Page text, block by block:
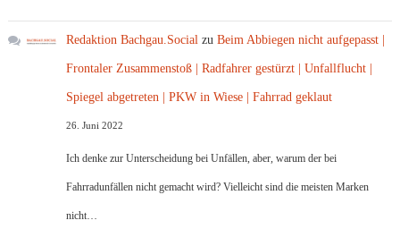
Redaktion Bachgau.Social zuBeim Abbiegen nicht aufgepasst |
Frontaler Zusammenstoß | Radfahrer gestürzt | Unfallflucht |
Spiegel abgetreten | PKW in Wiese | Fahrrad geklaut
26. Juni 2022
Ich denke zur Unterscheidung bei Unfällen, aber, warum der bei
Fahrradunfällen nicht gemacht wird? Vielleicht sind die meisten Marken
nicht…